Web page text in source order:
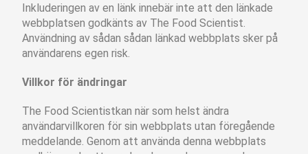
Inkluderingen av en länk innebär inte att den länkade
webbplatsen godkänts av The Food Scientist.
Användning av sådan sådan länkad webbplats sker på
användarens egen risk.
Villkor för ändringar
The Food Scientistkan när som helst ändra
användarvillkoren för sin webbplats utan föregående
meddelande. Genom att använda denna webbplats